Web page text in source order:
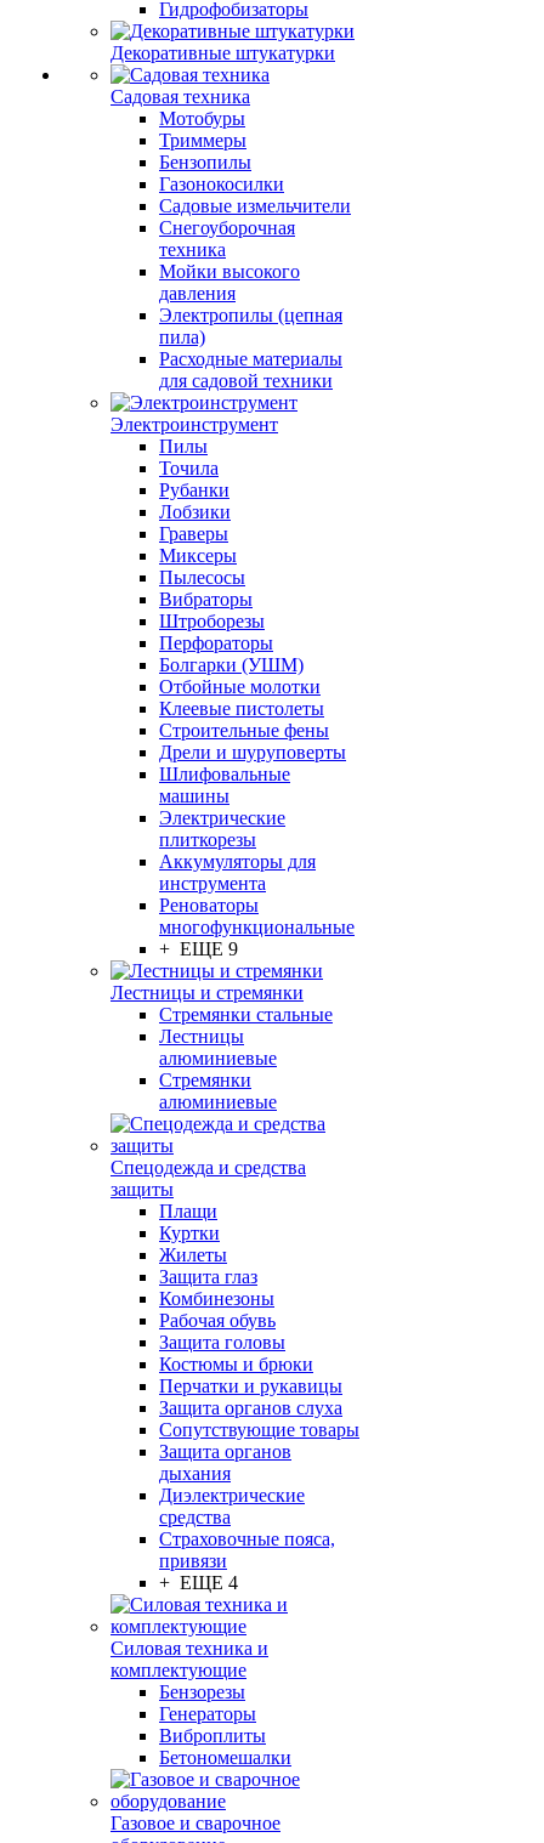
Гидрофобизаторы
Декоративные штукатурки
Садовая техника
Мотобуры
Триммеры
Бензопилы
Газонокосилки
Садовые измельчители
Снегоуборочная
техника
Мойки высокого
давления
Электропилы (цепная
пила)
Расходные материалы
для садовой техники
Электроинструмент
Пилы
Точила
Рубанки
Лобзики
Граверы
Миксеры
Пылесосы
Вибраторы
Штроборезы
Перфораторы
Болгарки (УШМ)
Отбойные молотки
Клеевые пистолеты
Строительные фены
Дрели и шуруповерты
Шлифовальные
машины
Электрические
плиткорезы
Аккумуляторы для
инструмента
Реноваторы
многофункциональные
+ ЕЩЕ 9
Лестницы и стремянки
Стремянки стальные
Лестницы
алюминиевые
Стремянки
алюминиевые
Спецодежда и средства
защиты
Плащи
Куртки
Жилеты
Защита глаз
Комбинезоны
Рабочая обувь
Защита головы
Костюмы и брюки
Перчатки и рукавицы
Защита органов слуха
Сопутствующие товары
Защита органов
дыхания
Диэлектрические
средства
Страховочные пояса,
привязи
+ ЕЩЕ 4
Силовая техника и
комплектующие
Бензорезы
Генераторы
Виброплиты
Бетономешалки
Газовое и сварочное